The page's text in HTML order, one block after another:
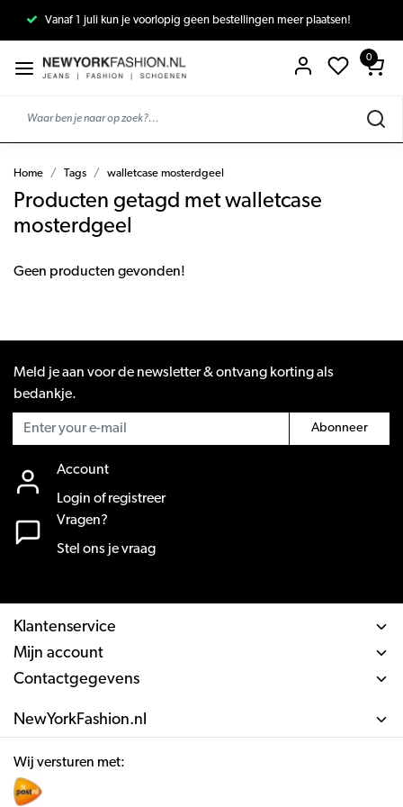
Vanaf 1 juli kun je voorlopig geen bestellingen meer plaatsen!
0
Home Tags walletcase mosterdgeel
Producten getagd met walletcase
mosterdgeel
Geen producten gevonden!
Meld je aan voor de newsletter & ontvang korting als
bedankje.
Abonneer
Account
Login of registreer
Vragen?
Stel ons je vraag
Klantenservice
Mijn account
Contactgegevens
NewYorkFashion.nl
Wij versturen met: